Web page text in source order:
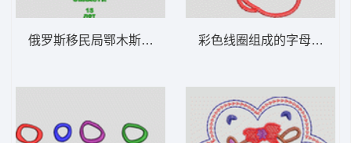
俄罗斯移民局鄂木斯克分局纪念徽章 卡通童